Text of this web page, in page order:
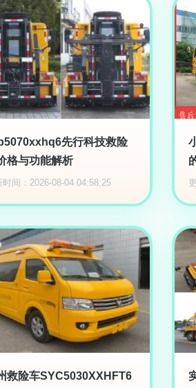
先行科技救险
格与功能解析
时间：2026-08-04 04:58:25
救险车SYC5030XXHFT6